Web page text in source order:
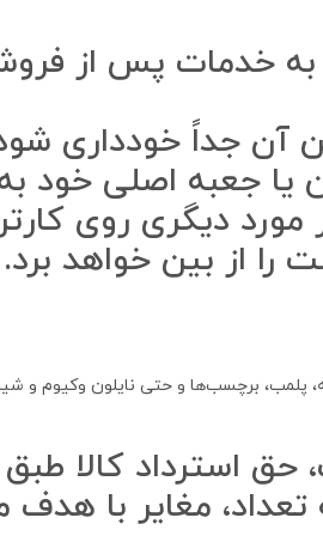
از دریافت کالا، به خدمات پس از
آن جداً خودداری
یا جعبه اصلی خود
دیگری روی
را از بین خواهد برد.
پلمب، برچسب‌ها و حتی نایلون وکیوم و
حق استرداد کالا
مغایر با